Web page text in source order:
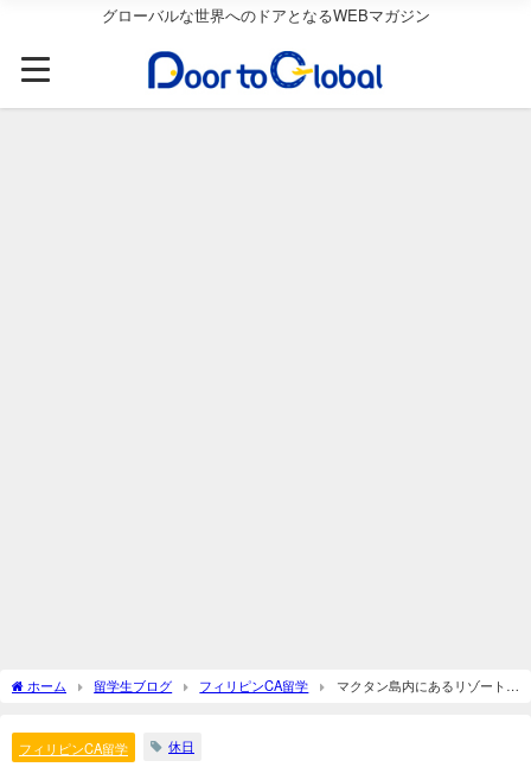
グローバルな世界へのドアとなるWEBマガジン
ホーム 留学生ブログ フィリピンCA留学
マクタン島内にあるリゾートホ
フィリピンCA留学 休日